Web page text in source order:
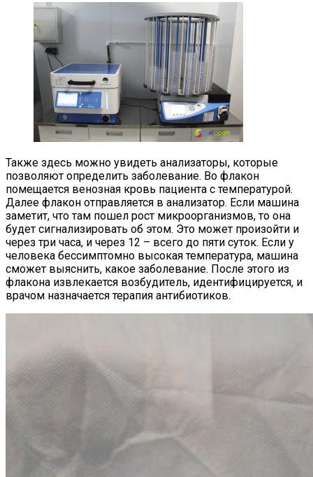
Также здесь можно увидеть анализаторы, которые
позволяют определить заболевание. Во флакон
помещается венозная кровь пациента с температурой.
Далее флакон отправляется в анализатор. Если машина
заметит, что там пошел рост микроорганизмов, то она
будет сигнализировать об этом. Это может произойти и
через три часа, и через 12 – всего до пяти суток. Если у
человека бессимптомно высокая температура, машина
сможет выяснить, какое заболевание. После этого из
флакона извлекается возбудитель, идентифицируется, и
врачом назначается терапия антибиотиков.